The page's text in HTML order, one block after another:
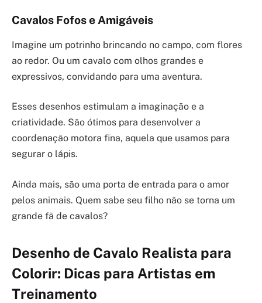
Cavalos Fofos e Amigáveis
Imagine um potrinho brincando no campo, com flores
ao redor. Ou um cavalo com olhos grandes e
expressivos, convidando para uma aventura.
Esses desenhos estimulam a imaginação e a
criatividade. São ótimos para desenvolver a
coordenação motora fina, aquela que usamos para
segurar o lápis.
Ainda mais, são uma porta de entrada para o amor
pelos animais. Quem sabe seu filho não se torna um
grande fã de cavalos?
Desenho de Cavalo Realista para
Colorir: Dicas para Artistas em
Treinamento